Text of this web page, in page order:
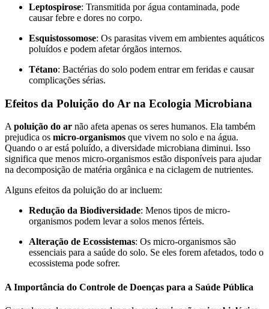
Leptospirose: Transmitida por água contaminada, pode
causar febre e dores no corpo.
Esquistossomose: Os parasitas vivem em ambientes aquáticos
poluídos e podem afetar órgãos internos.
Tétano: Bactérias do solo podem entrar em feridas e causar
complicações sérias.
Efeitos da Poluição do Ar na Ecologia Microbiana
A poluição do ar não afeta apenas os seres humanos. Ela também
prejudica os micro-organismos que vivem no solo e na água.
Quando o ar está poluído, a diversidade microbiana diminui. Isso
significa que menos micro-organismos estão disponíveis para ajudar
na decomposição de matéria orgânica e na ciclagem de nutrientes.
Alguns efeitos da poluição do ar incluem:
Redução da Biodiversidade: Menos tipos de micro-
organismos podem levar a solos menos férteis.
Alteração de Ecossistemas: Os micro-organismos são
essenciais para a saúde do solo. Se eles forem afetados, todo o
ecossistema pode sofrer.
A Importância do Controle de Doenças para a Saúde Pública